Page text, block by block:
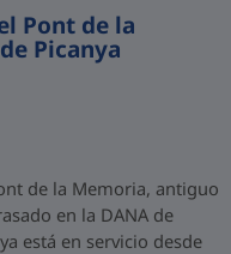
Pont de la
Picanya
de la Memoria, antiguo
en la DANA de
está en servicio desde